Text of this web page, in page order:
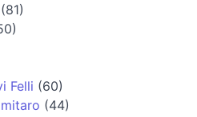
(81)
Felli (60)
(44)